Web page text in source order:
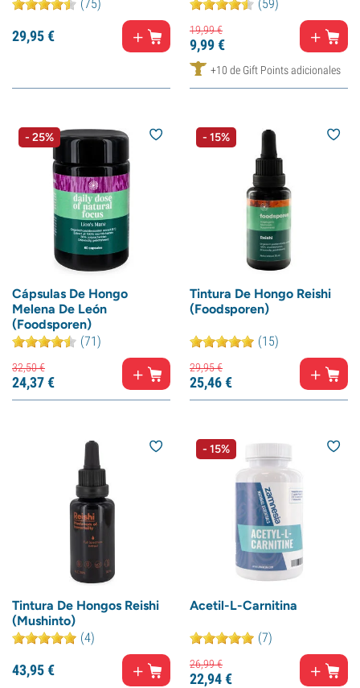
(75)
29,95€
(59)
19,99€
9,99€
+10 de Gift Points adicionales
- 25%
Cápsulas De Hongo
Melena De León
(Foodsporen)
(71)
32,50€
24,37€
- 15%
Tintura De Hongo Reishi
(Foodsporen)
(15)
29,95€
25,46€
Tintura De Hongos Reishi
(Mushinto)
(4)
43,95€
- 15%
Acetil-L-Carnitina
(7)
26,99€
22,94€